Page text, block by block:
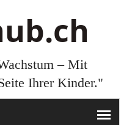
– Mit
Ihrer Kinder."